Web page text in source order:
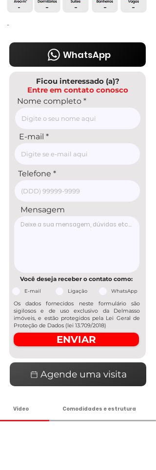
-
-
- - -
-
WhatsApp
Ficou interessado (a)?
Entre em contato conosco
Nome completo
E-mail
Telefone
Mensagem
Você deseja receber o contato como:
E-mail Ligação WhatsApp
Os dados fornecidos neste formulário são
sigilosos e de uso exclusivo da Delmasso
imóveis, e estão protegidos pela Lei Geral de
Proteção de Dados (lei 13.709/2018)
ENVIAR
Agende uma visita
Vídeo Comodidades e estrutura